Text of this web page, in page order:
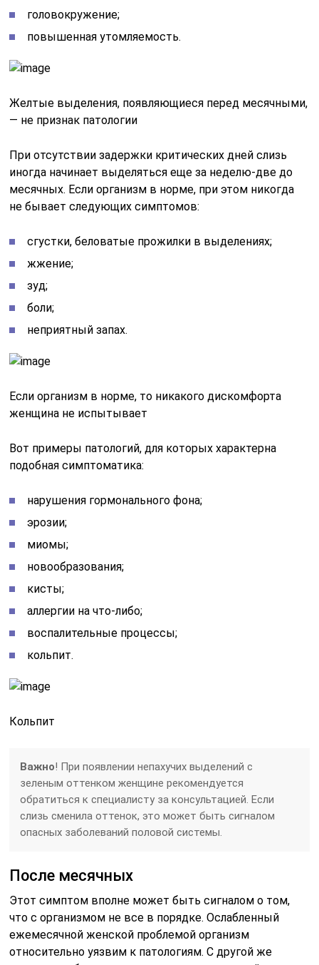
головокружение;
повышенная утомляемость.
Желтые выделения, появляющиеся перед месячными,
— не признак патологии
При отсутствии задержки критических дней слизь
иногда начинает выделяться еще за неделю-две до
месячных. Если организм в норме, при этом никогда
не бывает следующих симптомов:
сгустки, беловатые прожилки в выделениях;
жжение;
зуд;
боли;
неприятный запах.
Если организм в норме, то никакого дискомфорта
женщина не испытывает
Вот примеры патологий, для которых характерна
подобная симптоматика:
нарушения гормонального фона;
эрозии;
миомы;
новообразования;
кисты;
аллергии на что-либо;
воспалительные процессы;
кольпит.
Кольпит
Важно! При появлении непахучих выделений с
зеленым оттенком женщине рекомендуется
обратиться к специалисту за консультацией. Если
слизь сменила оттенок, это может быть сигналом
опасных заболеваний половой системы.
После месячных
Этот симптом вполне может быть сигналом о том,
что с организмом не все в порядке. Ослабленный
ежемесячной женской проблемой организм
относительно уязвим к патологиям. С другой же